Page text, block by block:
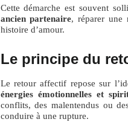
Cette démarche est souvent
ancien partenaire, réparer une
histoire d’amour.
Le principe du
Le retour affectif repose sur
énergies émotionnelles et
conflits, des malentendus ou
conduire à une rupture.